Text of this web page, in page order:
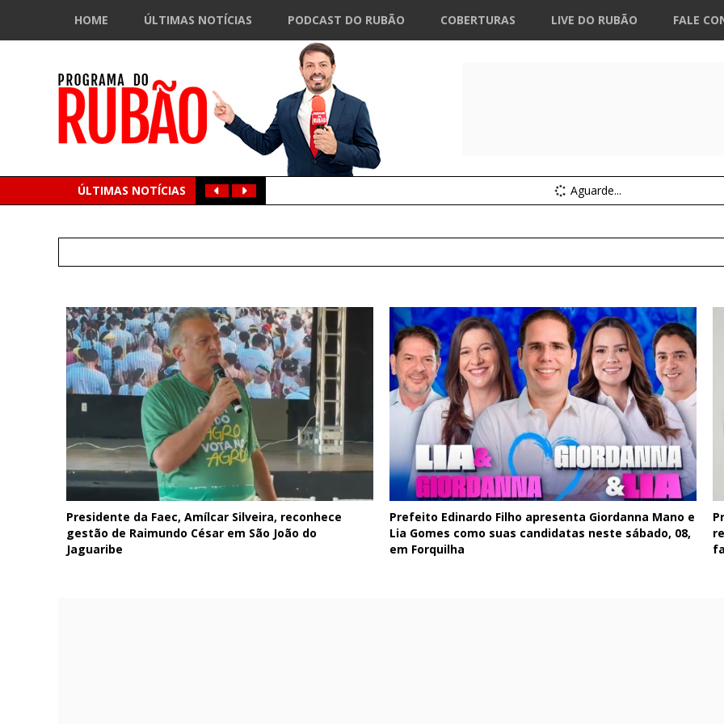
HOME ÚLTIMAS NOTÍCIAS PODCAST DO RUBÃO COBERTURAS LIVE DO RUBÃO FALE
ÚLTIMAS NOTÍCIAS Aguarde...
Prefeito Edinardo Filho apresenta Giordanna Mano e
Lia Gomes como suas candidatas neste sábado, 08,
em Forquilha
Prefeito de Caucaia, Naumi Amorim, anuncia
regulamentação de nível superior e entrega
fardamentos a agentes da AMT